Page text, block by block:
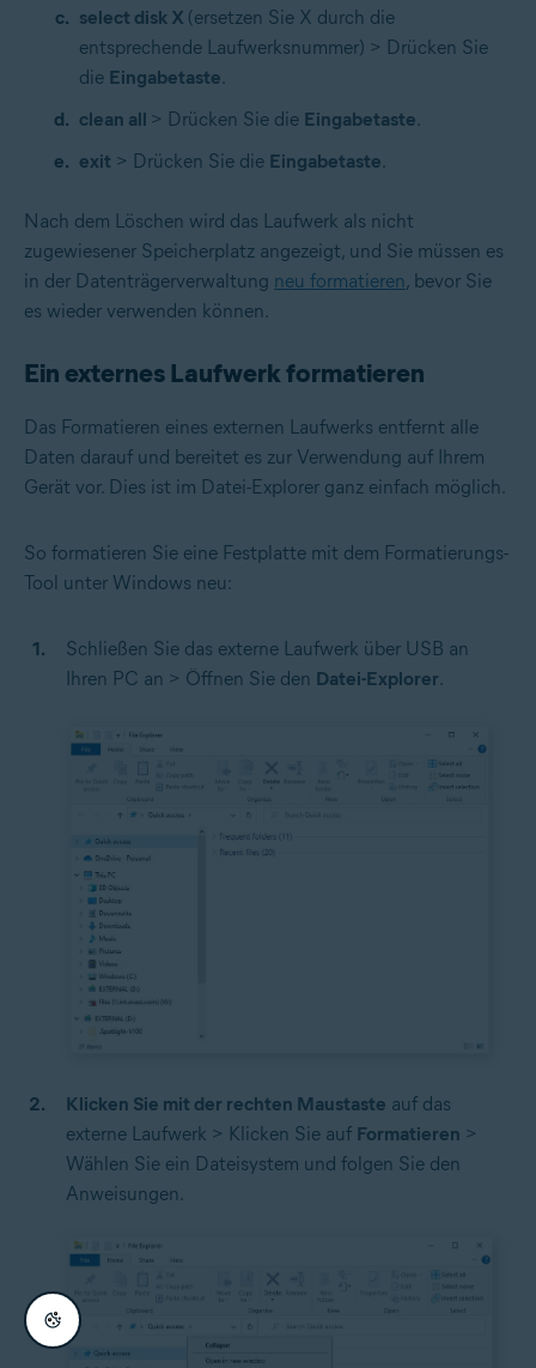
select disk X (ersetzen Sie X durch die
entsprechende Laufwerksnummer) > Drücken Sie
die Eingabetaste.
clean all > Drücken Sie die Eingabetaste.
exit > Drücken Sie die Eingabetaste.
Nach dem Löschen wird das Laufwerk als nicht
zugewiesener Speicherplatz angezeigt, und Sie müssen es
in der Datenträgerverwaltung neu formatieren , bevor Sie
es wieder verwenden können.
Ein externes Laufwerk formatieren
Das Formatieren eines externen Laufwerks entfernt alle
Daten darauf und bereitet es zur Verwendung auf Ihrem
Gerät vor. Dies ist im Datei-Explorer ganz einfach möglich.
So formatieren Sie eine Festplatte mit dem Formatierungs-
Tool unter Windows neu:
Schließen Sie das externe Laufwerk über USB an
Ihren PC an > Öffnen Sie den Datei-Explorer.
Klicken Sie mit der rechten Maustaste auf das
externe Laufwerk > Klicken Sie auf Formatieren >
Wählen Sie ein Dateisystem und folgen Sie den
Anweisungen.